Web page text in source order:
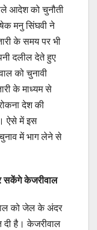
आदेश को चुनौती
मनु सिंघवी ने
के समय पर भी
दलील देते हुए
को चुनावी
के माध्यम से
देश की
ऐसे में इस
में भाग लेने से
सकेंगे केजरीवाल
को जेल के अंदर
है। केजरीवाल